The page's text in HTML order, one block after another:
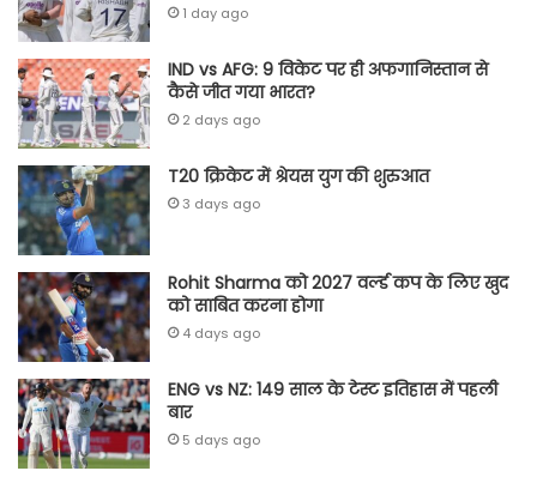
1 day ago
IND vs AFG: 9 विकेट पर ही अफगानिस्तान से
कैसे जीत गया भारत?
2 days ago
T20 क्रिकेट में श्रेयस युग की शुरुआत
3 days ago
Rohit Sharma को 2027 वर्ल्‍ड कप के लिए खुद
को साबित करना होगा
4 days ago
ENG vs NZ: 149 साल के टेस्‍ट इतिहास में पहली
बार
5 days ago